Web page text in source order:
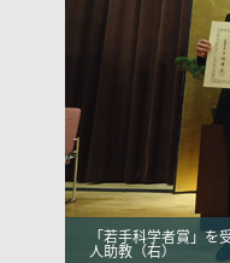
「若手科学者賞」
人助教（右）